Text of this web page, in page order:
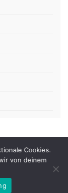
Impressum
Cookies.
von deinem